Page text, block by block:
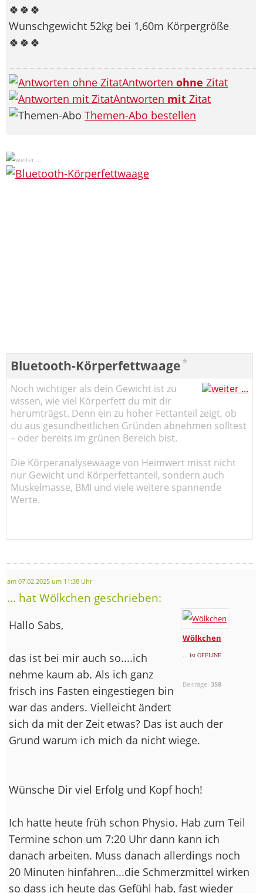
🍀🍀🍀
Wunschgewicht 52kg bei 1,60m Körpergröße
🍀🍀🍀
Antworten ohne Zitat
Antworten mit Zitat
Themen-Abo bestellen
Bluetooth-Körperfettwaage*
Noch wichtiger als dein Gewicht ist zu
wissen, wie viel Körperfett du mit dir
herumträgst. Denn ein zu hoher Fettanteil zeigt, ob
du aus gesundheitlichen Gründen abnehmen solltest
– oder bereits im grünen Bereich bist.
Die Körperanalysewaage von Heimwert misst nicht
nur Gewicht und Körperfettanteil, sondern auch
Muskelmasse, BMI und viele weitere spannende
Werte.
am 07.02.2025 um 11:38 Uhr
... hat Wölkchen geschrieben:
Wölkchen
... ist OFFLINE
Beiträge:358
Hallo Sabs,
das ist bei mir auch so....ich
nehme kaum ab. Als ich ganz
frisch ins Fasten eingestiegen bin
war das anders. Vielleicht ändert
sich da mit der Zeit etwas? Das ist auch der
Grund warum ich mich da nicht wiege.
Wünsche Dir viel Erfolg und Kopf hoch!
Ich hatte heute früh schon Physio. Hab zum Teil
Termine schon um 7:20 Uhr dann kann ich
danach arbeiten. Muss danach allerdings noch
20 Minuten hinfahren...die Schmerzmittel wirken
so dass ich heute das Gefühl hab, fast wieder